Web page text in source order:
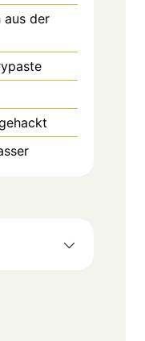
aus der